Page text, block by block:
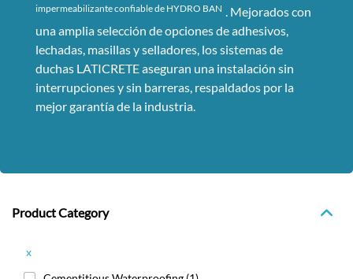
impermeabilizante confiable de HYDRO BAN . Mejorados con
una amplia selección de opciones de adhesivos,
lechadas, masillas y selladores, los sistemas de
duchas LATICRETE aseguran una instalación sin
interrupciones y sin barreras, respaldados por la
mejor garantía de la industria.
Product Category
x